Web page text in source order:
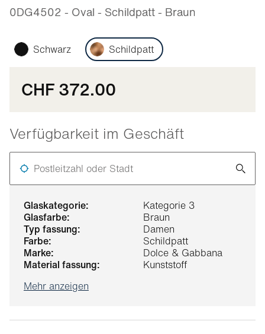
glaskategorie:
Kategorie 3
glasfarbe:
Braun
typ fassung:
Damen
farbe:
Schildpatt
marke:
Dolce & Gabbana
material fassung:
Kunststoff
Mehr anzeigen
0DG4502 - Oval - Schildpatt - Braun
Schwarz Schildpatt
CHF 372.00
Verfügbarkeit im Geschäft
Postleitzahl oder Stadt